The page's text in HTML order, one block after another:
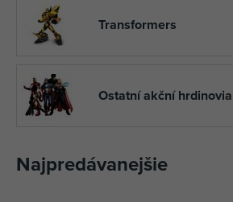
Transformers
Ostatní akční
Najpredávanejšie